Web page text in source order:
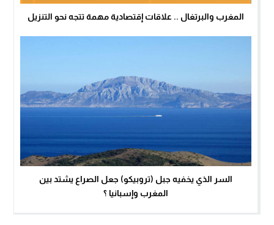
المغرب والبرتغال .. علاقات إقتصادية مهمة تتجه نحو التنزيل
السر الذي يخفيه جبل (تروبيكو) جعل الصراع يشتد بين
المغرب وإسبانيا ؟